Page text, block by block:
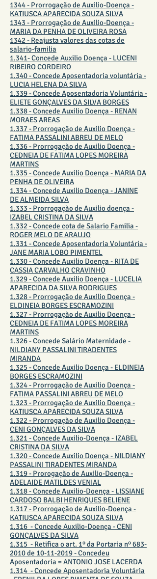
1344 - Prorrogação de Auxilio-Doença -
KATIUSCA APARECIDA SOUZA SILVA
1343 - Prorrogação de Auxilio-Doença -
MARIA DA PENHA DE OLIVEIRA ROSA
1342 - Reajusta valores das cotas de
salario-familia
1.341- Concede Auxilio Doença - LUCENI
RIBEIRO CORDEIRO
1.340 - Concede Aposentadoria voluntária -
LUCIA HELENA DA SILVA
1.339 - Concede Aposentadoria Voluntária -
ELIETE GONÇALVES DA SILVA BORGES
1.338 - Concede Auxilio Doença - RENAN
MORAES AREAS
1.337 - Prorrogação de Auxilio Doença -
FATIMA PASSALINI ABREU DE MELO
1.336 - Prorrogação de Auxilio Doença -
CEDNEIA DE FATIMA LOPES MOREIRA
MARTINS
1.335 - Concede Auxilio Doença - MARIA DA
PENHA DE OLIVEIRA
1.334 - Concede Auxilio Doença - JANINE
DE ALMEIDA SILVA
1.333 - Prorrogação de Auxilio doença -
IZABEL CRISTINA DA SILVA
1.332 - Concede cota de Salario Familia -
ROGER MELO DE ARAUJO
1.331 - Concede Aposentadoria Voluntária -
JANE MARIA LOBO PIMENTEL
1.330 - Concede Auxilio Doença - RITA DE
CASSIA CARVALHO CRAVINHO
1.329 - Concede Auxilio Doença - LUCELIA
APARECIDA DA SILVA RODRIGUES
1.328 - Prorrogação de Auxilio Doença -
ELDINEIA BORGES ESCRAMOZINI
1.327 - Prorrogação de Auxilio Doença -
CEDNEIA DE FATIMA LOPES MOREIRA
MARTINS
1.326 - Concede Salário Maternidade -
NILDIANY PASSALINI TIRADENTES
MIRANDA
1.325 - Concede Auxilio Doença - ELDINEIA
BORGES ESCRAMOZINI
1.324 - Prorrogação de Auxilio Doença -
FATIMA PASSALINI ABREU DE MELO
1.323 - Prorrogação de Auxilio Doença -
KATIUSCA APARECIDA SOUZA SILVA
1.322 - Prorrogação de Auxilio Doença -
CENI GONÇALVES DA SILVA
1.321 - Concede Auxilio-Doença - IZABEL
CRISTINA DA SILVA
1.320 - Concede Auxilio Doença - NILDIANY
PASSALINI TIRADENTES MIRANDA
1.319 - Prorogação de Auxilio-Doença -
ADELAIDE MATILDES VENIAL
1.318 - Concede Auxilio-Doença - LISSIANE
CARDOSO BALBI HENRIQUES BELIENE
1.317 - Prorrogação de Auxilio-Doença -
KATIUSCA APARECIDA SOUZA SILVA
1.316 - Concede Auxilio-Doença - CENI
GONÇALVES DA SILVA
1.315 - Retifica o art. 1º da Portaria nº 683-
2010 de 10-11-2019 - Concedeu
Aposentadoria = ANTONIO JOSE LACERDA
1.314 - Concede Aposentadoria Voluntária